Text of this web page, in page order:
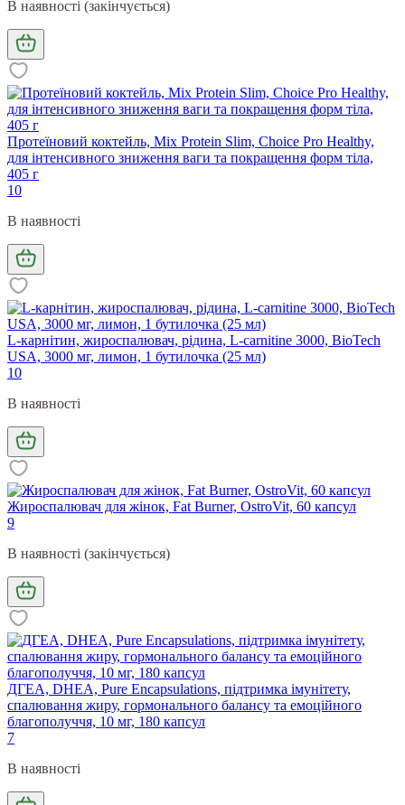
В наявності (закінчується)
Протеїновий коктейль, Mix Protein Slim, Сhoice Pro Healthy,
для інтенсивного зниження ваги та покращення форм тіла,
405 г
10
В наявності
L-карнітин, жироспалювач, рідина, L-carnitine 3000, BioTech
USA, 3000 мг, лимон, 1 бутилочка (25 мл)
10
В наявності
Жироспалювач для жінок, Fat Burner, OstroVit, 60 капсул
9
В наявності (закінчується)
ДГЕА, DHEA, Pure Encapsulations, підтримка імунітету,
спалювання жиру, гормонального балансу та емоційного
благополуччя, 10 мг, 180 капсул
7
В наявності